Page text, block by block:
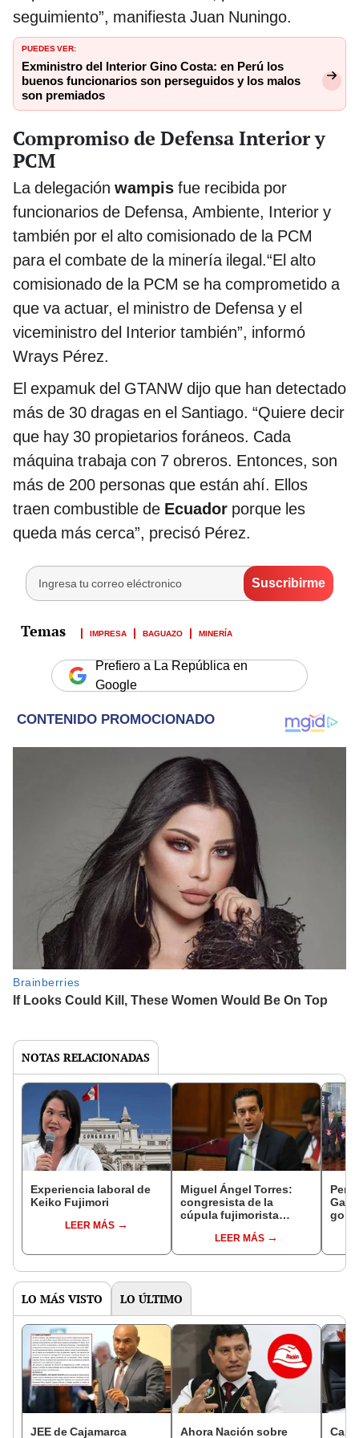
seguimiento”, manifiesta Juan Nuningo.
PUEDES VER:
Exministro del Interior Gino Costa: en Perú los
buenos funcionarios son perseguidos y los malos
son premiados
Compromiso de Defensa Interior y
PCM
La delegación wampis fue recibida por
funcionarios de Defensa, Ambiente, Interior y
también por el alto comisionado de la PCM
para el combate de la minería ilegal.“El alto
comisionado de la PCM se ha comprometido a
que va actuar, el ministro de Defensa y el
viceministro del Interior también”, informó
Wrays Pérez.
El expamuk del GTANW dijo que han detectado
más de 30 dragas en el Santiago. “Quiere decir
que hay 30 propietarios foráneos. Cada
máquina trabaja con 7 obreros. Entonces, son
más de 200 personas que están ahí. Ellos
traen combustible de Ecuador porque les
queda más cerca”, precisó Pérez.
IMPRESA BAGUAZO MINERÍA
Prefiero a La República en
Google
NOTAS RELACIONADAS
Experiencia laboral de
Keiko Fujimori
LEER MÁS
Miguel Ángel Torres:
congresista de la
cúpula fujimorista
del SenadoLEER MÁS
LO MÁS VISTO LO ÚLTIMO
JEE de Cajamarca
Ahora Nación sobre